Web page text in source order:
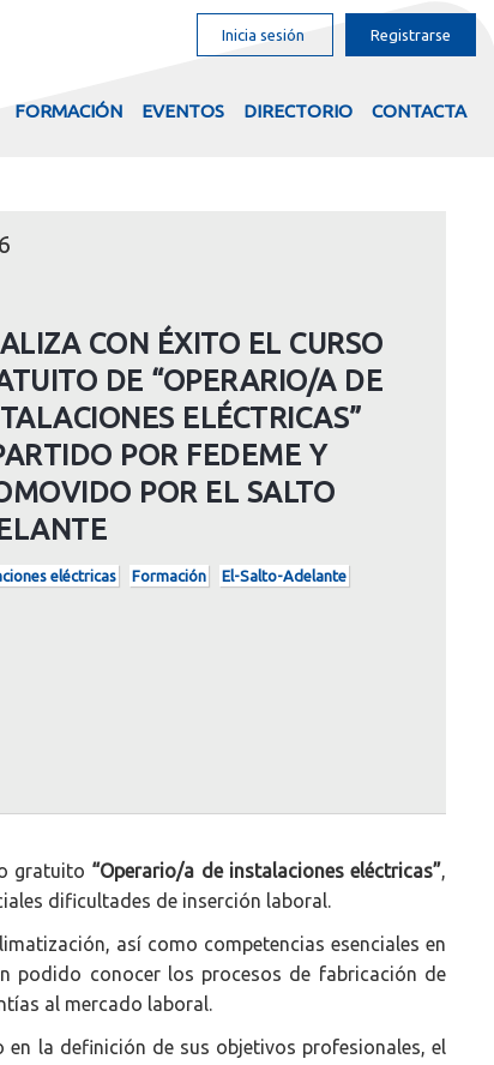
Inicia sesión Registrarse
FORMACIÓN EVENTOS DIRECTORIO CONTACTA
CON ÉXITO EL CURSO
DE “OPERARIO/A DE
ELÉCTRICAS”
POR FEDEME Y
POR EL SALTO
eléctricas Formación El-Salto-Adelante
gratuito “Operario/a de instalaciones eléctricas”,
dificultades de inserción laboral.
así como competencias esenciales en
podido conocer los procesos de fabricación de
al mercado laboral.
la definición de sus objetivos profesionales, el